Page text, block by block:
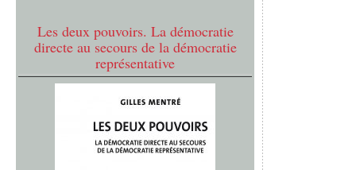
Les deux pouvoirs. La démocratie
directe au secours de la démocratie
représentative